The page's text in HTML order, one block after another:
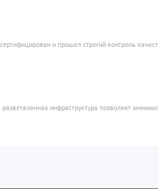
и прошел строгий контроль
инфраструктура позволяет